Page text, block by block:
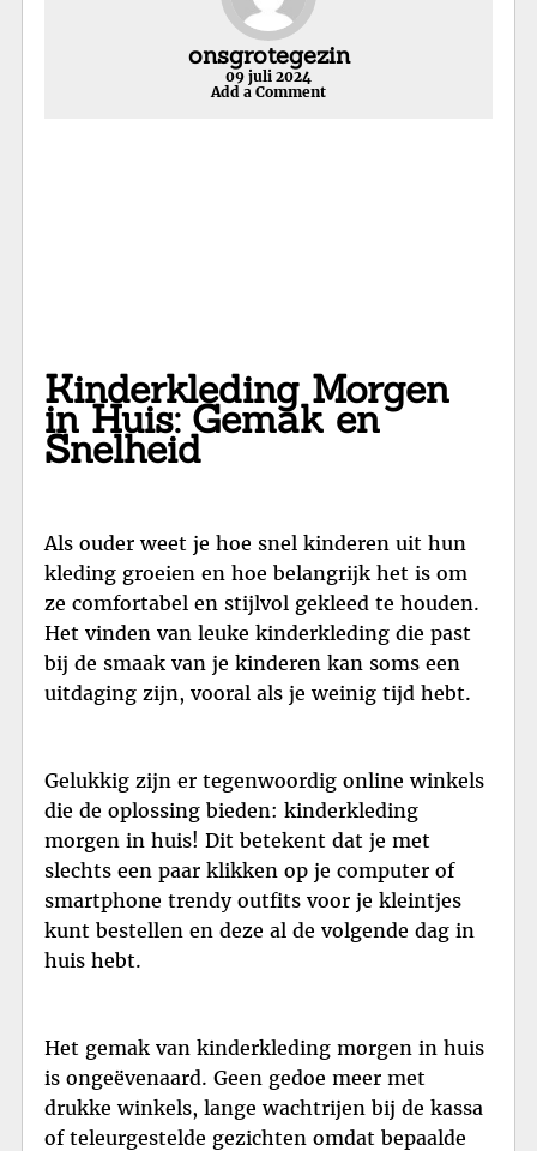
onsgrotegezin
09 juli 2024
Add a Comment
Kinderkleding Morgen
in Huis: Gemak en
Snelheid
Als ouder weet je hoe snel kinderen uit hun
kleding groeien en hoe belangrijk het is om
ze comfortabel en stijlvol gekleed te houden.
Het vinden van leuke kinderkleding die past
bij de smaak van je kinderen kan soms een
uitdaging zijn, vooral als je weinig tijd hebt.
Gelukkig zijn er tegenwoordig online winkels
die de oplossing bieden: kinderkleding
morgen in huis! Dit betekent dat je met
slechts een paar klikken op je computer of
smartphone trendy outfits voor je kleintjes
kunt bestellen en deze al de volgende dag in
huis hebt.
Het gemak van kinderkleding morgen in huis
is ongeëvenaard. Geen gedoe meer met
drukke winkels, lange wachtrijen bij de kassa
of teleurgestelde gezichten omdat bepaalde